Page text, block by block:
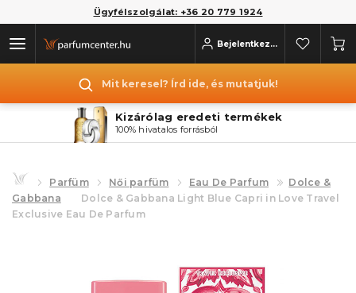
Ügyfélszolgálat: +36 20 779 1924
Bejelentkezés
Mit keresel? Írd ide, és mutatjuk!
Kizárólag eredeti termékek
100% hivatalos forrásból
Parfüm Női parfüm Eau De Parfum
Dolce &
Gabbana
Dolce & Gabbana Light Blue Capri in Love Travel
Exclusive Eau De Parfum